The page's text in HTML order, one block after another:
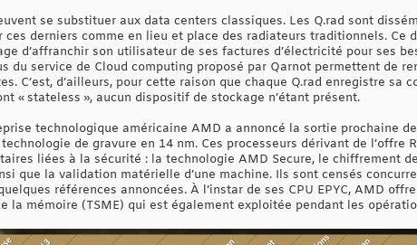
se substituer aux data centers classiques. Les Q.rad sont
derniers comme en lieu et place des radiateurs traditionnels. Ce
d’affranchir son utilisateur de ses factures d’électricité pour ses
du service de Cloud computing proposé par Qarnot permettent de
C’est, d’ailleurs, pour cette raison que chaque Q.rad enregistre sa
« stateless », aucun dispositif de stockage n’étant présent.
technologique américaine AMD a annoncé la sortie prochaine
de gravure en 14 nm. Ces processeurs dérivant de l’offre
liées à la sécurité : la technologie AMD Secure, le chiffrement
que la validation matérielle d’une machine. Ils sont censés
références annoncées. À l’instar de ses CPU EPYC, AMD
la mémoire (TSME) qui est également exploitée pendant les